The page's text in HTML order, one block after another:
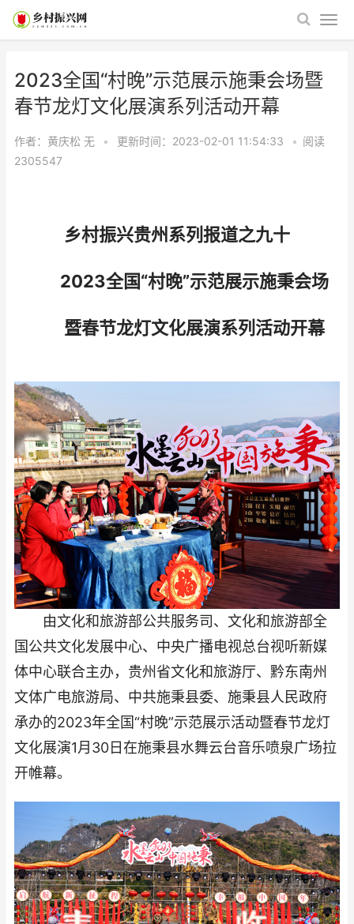
2023全国“村晚”示范展示施秉会场暨
春节龙灯文化展演系列活动开幕
作者：黄庆松 无 • 更新时间：2023-02-01 11:54:33 • 阅读
2305547
乡村振兴贵州系列报道之九十
2023全国“村晚”示范展示施秉会场
暨春节龙灯文化展演系列活动开幕
由文化和旅游部公共服务司、文化和旅游部全
国公共文化发展中心、中央广播电视总台视听新媒
体中心联合主办，贵州省文化和旅游厅、黔东南州
文体广电旅游局、中共施秉县委、施秉县人民政府
承办的2023年全国“村晚”示范展示活动暨春节龙灯
文化展演1月30日在施秉县水舞云台音乐喷泉广场拉
开帷幕。